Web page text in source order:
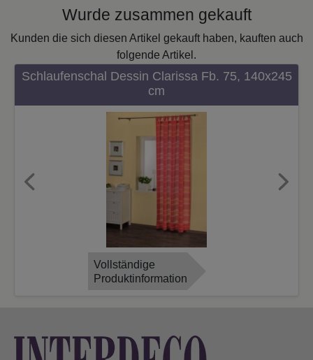
Wurde zusammen gekauft
Kunden die sich diesen Artikel gekauft haben, kauften auch
folgende Artikel.
Schlaufenschal Dessin Clarissa Fb. 75, 140x245
cm
Vollständige
Produktinformation
Previous Next